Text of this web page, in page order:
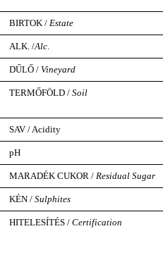
BIRTOK / Estate
ALK. /Alc.
DŰLŐ / Vineyard
TERMŐFÖLD / Soil
SAV / Acidity
pH
MARADÉK CUKOR / Residual Sugar
KÉN / Sulphites
HITELESÍTÉS / Certification